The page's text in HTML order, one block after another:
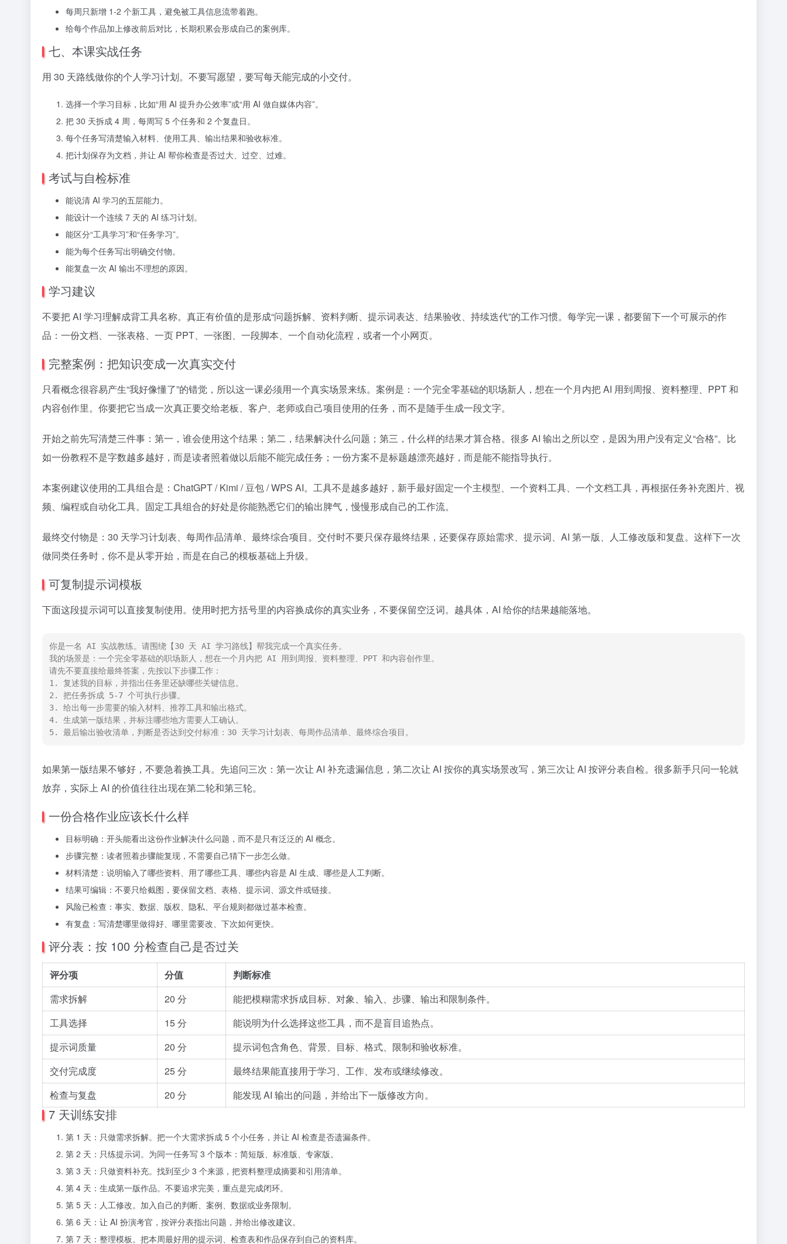
每周只新增 1-2 个新工具，避免被工具信息流带着跑。
给每个作品加上修改前后对比，长期积累会形成自己的案例库。
七、本课实战任务
用 30 天路线做你的个人学习计划。不要写愿望，要写每天能完成的小交付。
选择一个学习目标，比如“用 AI 提升办公效率”或“用 AI 做自媒体内容”。
把 30 天拆成 4 周，每周写 5 个任务和 2 个复盘日。
每个任务写清楚输入材料、使用工具、输出结果和验收标准。
把计划保存为文档，并让 AI 帮你检查是否过大、过空、过难。
考试与自检标准
能说清 AI 学习的五层能力。
能设计一个连续 7 天的 AI 练习计划。
能区分“工具学习”和“任务学习”。
能为每个任务写出明确交付物。
能复盘一次 AI 输出不理想的原因。
学习建议
不要把 AI 学习理解成背工具名称。真正有价值的是形成“问题拆解、资料判断、提示词表达、结果验收、持续迭代”的工作习惯。每学完一课，都要留下一个可展示的作
品：一份文档、一张表格、一页 PPT、一张图、一段脚本、一个自动化流程，或者一个小网页。
完整案例：把知识变成一次真实交付
只看概念很容易产生“我好像懂了”的错觉，所以这一课必须用一个真实场景来练。案例是：一个完全零基础的职场新人，想在一个月内把 AI 用到周报、资料整理、PPT 和
内容创作里。你要把它当成一次真正要交给老板、客户、老师或自己项目使用的任务，而不是随手生成一段文字。
开始之前先写清楚三件事：第一，谁会使用这个结果；第二，结果解决什么问题；第三，什么样的结果才算合格。很多 AI 输出之所以空，是因为用户没有定义“合格”。比
如一份教程不是字数越多越好，而是读者照着做以后能不能完成任务；一份方案不是标题越漂亮越好，而是能不能指导执行。
本案例建议使用的工具组合是：ChatGPT / Kimi / 豆包 / WPS AI。工具不是越多越好，新手最好固定一个主模型、一个资料工具、一个文档工具，再根据任务补充图片、视
频、编程或自动化工具。固定工具组合的好处是你能熟悉它们的输出脾气，慢慢形成自己的工作流。
最终交付物是：30 天学习计划表、每周作品清单、最终综合项目。交付时不要只保存最终结果，还要保存原始需求、提示词、AI 第一版、人工修改版和复盘。这样下一次
做同类任务时，你不是从零开始，而是在自己的模板基础上升级。
可复制提示词模板
下面这段提示词可以直接复制使用。使用时把方括号里的内容换成你的真实业务，不要保留空泛词。越具体，AI 给你的结果越能落地。
你是一名 AI 实战教练。请围绕【30 天 AI 学习路线】帮我完成一个真实任务。
我的场景是：一个完全零基础的职场新人，想在一个月内把 AI 用到周报、资料整理、PPT 和内容创作里。
请先不要直接给最终答案，先按以下步骤工作：
1. 复述我的目标，并指出任务里还缺哪些关键信息。
2. 把任务拆成 5-7 个可执行步骤。
3. 给出每一步需要的输入材料、推荐工具和输出格式。
4. 生成第一版结果，并标注哪些地方需要人工确认。
5. 最后输出验收清单，判断是否达到交付标准：30 天学习计划表、每周作品清单、最终综合项目。
如果第一版结果不够好，不要急着换工具。先追问三次：第一次让 AI 补充遗漏信息，第二次让 AI 按你的真实场景改写，第三次让 AI 按评分表自检。很多新手只问一轮就
放弃，实际上 AI 的价值往往出现在第二轮和第三轮。
一份合格作业应该长什么样
目标明确：开头能看出这份作业解决什么问题，而不是只有泛泛的 AI 概念。
步骤完整：读者照着步骤能复现，不需要自己猜下一步怎么做。
材料清楚：说明输入了哪些资料、用了哪些工具、哪些内容是 AI 生成、哪些是人工判断。
结果可编辑：不要只给截图，要保留文档、表格、提示词、源文件或链接。
风险已检查：事实、数据、版权、隐私、平台规则都做过基本检查。
有复盘：写清楚哪里做得好、哪里需要改、下次如何更快。
评分表：按 100 分检查自己是否过关
评分项 分值
判断标准
需求拆解
20 分
能把模糊需求拆成目标、对象、输入、步骤、输出和限制条件。
工具选择
15 分
能说明为什么选择这些工具，而不是盲目追热点。
提示词质量
20 分
提示词包含角色、背景、目标、格式、限制和验收标准。
交付完成度
25 分
最终结果能直接用于学习、工作、发布或继续修改。
检查与复盘
20 分 能发现 AI 输出的问题，并给出下一版修改方向。
7 天训练安排
第 1 天：只做需求拆解。把一个大需求拆成 5 个小任务，并让 AI 检查是否遗漏条件。
第 2 天：只练提示词。为同一任务写 3 个版本：简短版、标准版、专家版。
第 3 天：只做资料补充。找到至少 3 个来源，把资料整理成摘要和引用清单。
第 4 天：生成第一版作品。不要追求完美，重点是完成闭环。
第 5 天：人工修改。加入自己的判断、案例、数据或业务限制。
第 6 天：让 AI 扮演考官，按评分表指出问题，并给出修改建议。
第 7 天：整理模板。把本周最好用的提示词、检查表和作品保存到自己的资料库。